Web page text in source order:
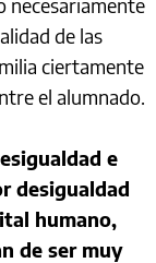
de las
ciertamente
el alumnado.
e
desigualdad
humano,
de ser muy